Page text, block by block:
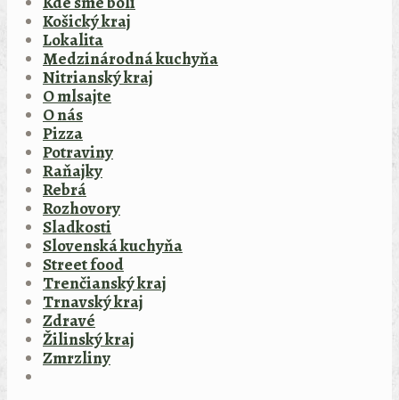
Košický kraj
Lokalita
Medzinárodná kuchyňa
Nitrianský kraj
O mlsajte
O nás
Pizza
Potraviny
Raňajky
Rebrá
Rozhovory
Sladkosti
Slovenská kuchyňa
Street food
Trenčianský kraj
Trnavský kraj
Zdravé
Žilinský kraj
Zmrzliny